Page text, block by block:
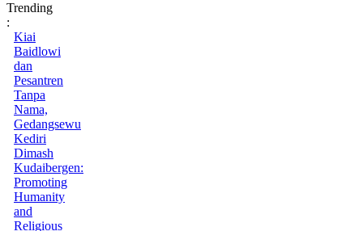
Trending
:
Kiai
Baidlowi
dan
Pesantren
Tanpa
Nama,
Gedangsewu
Kediri
Dimash
Kudaibergen:
Promoting
Humanity
and
Religious